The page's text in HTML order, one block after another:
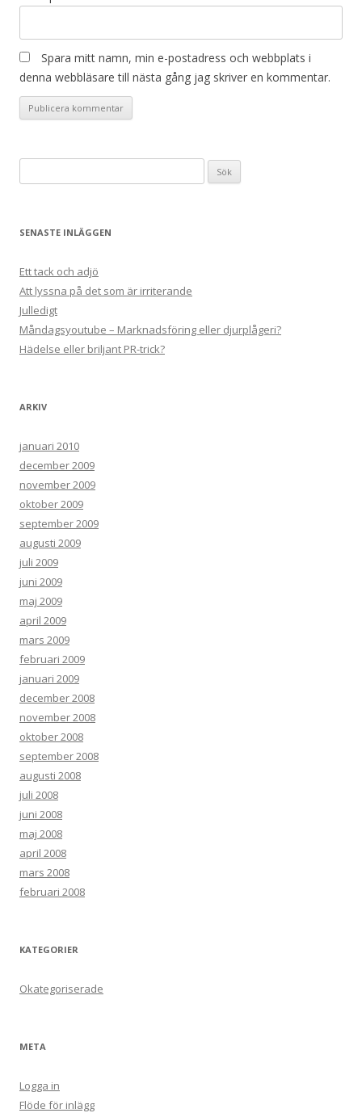
Spara mitt namn, min e-postadress och webbplats i
denna webbläsare till nästa gång jag skriver en kommentar.
efter:
SENASTE INLÄGGEN
Ett tack och adjö
Att lyssna på det som är irriterande
Julledigt
Måndagsyoutube – Marknadsföring eller djurplågeri?
Hädelse eller briljant PR-trick?
ARKIV
januari 2010
december 2009
november 2009
oktober 2009
september 2009
augusti 2009
juli 2009
juni 2009
maj 2009
april 2009
mars 2009
februari 2009
januari 2009
december 2008
november 2008
oktober 2008
september 2008
augusti 2008
juli 2008
juni 2008
maj 2008
april 2008
mars 2008
februari 2008
KATEGORIER
Okategoriserade
META
Logga in
Flöde för inlägg